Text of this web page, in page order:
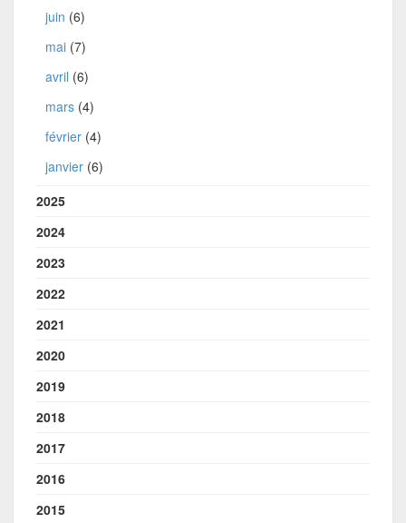
juin (6)
mai (7)
avril (6)
mars (4)
février (4)
janvier (6)
2025
2024
2023
2022
2021
2020
2019
2018
2017
2016
2015